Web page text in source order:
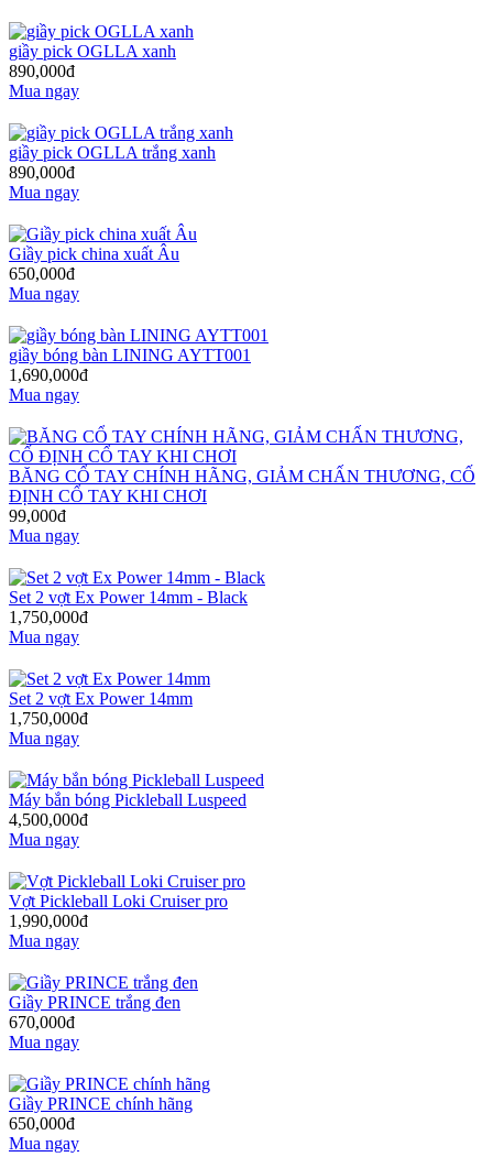
giầy pick OGLLA xanh
890,000đ
Mua ngay
giầy pick OGLLA trắng xanh
890,000đ
Mua ngay
Giầy pick china xuất Âu
650,000đ
Mua ngay
giầy bóng bàn LINING AYTT001
1,690,000đ
Mua ngay
BĂNG CỔ TAY CHÍNH HÃNG, GIẢM CHẤN THƯƠNG, CỐ
ĐỊNH CỔ TAY KHI CHƠI
99,000đ
Mua ngay
Set 2 vợt Ex Power 14mm - Black
1,750,000đ
Mua ngay
Set 2 vợt Ex Power 14mm
1,750,000đ
Mua ngay
Máy bắn bóng Pickleball Luspeed
4,500,000đ
Mua ngay
Vợt Pickleball Loki Cruiser pro
1,990,000đ
Mua ngay
Giầy PRINCE trắng đen
670,000đ
Mua ngay
Giầy PRINCE chính hãng
650,000đ
Mua ngay